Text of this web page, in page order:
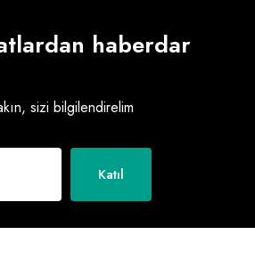
haberdar
sizi bilgilendirelim
Katıl